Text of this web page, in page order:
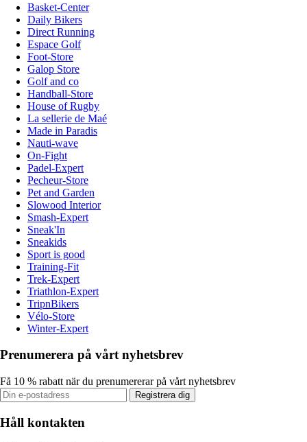
Basket-Center
Daily Bikers
Direct Running
Espace Golf
Foot-Store
Galop Store
Golf and co
Handball-Store
House of Rugby
La sellerie de Maé
Made in Paradis
Nauti-wave
On-Fight
Padel-Expert
Pecheur-Store
Pet and Garden
Slowood Interior
Smash-Expert
Sneak'In
Sneakids
Sport is good
Training-Fit
Trek-Expert
Triathlon-Expert
TripnBikers
Vélo-Store
Winter-Expert
Prenumerera på vårt nyhetsbrev
Få 10 % rabatt när du prenumererar på vårt nyhetsbrev
Registrera dig
Håll kontakten